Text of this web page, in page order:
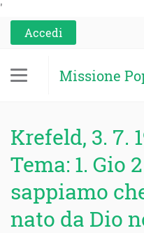
'
Accedi
Missione
Krefeld, 3. 7.
Tema: 1. Gio
sappiamo
nato da Dio